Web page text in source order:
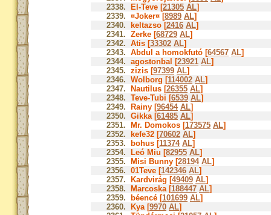
2338.
El-Teve [21305 AL]
2339. ¤Joker¤ [8989 AL]
2340.
keltazso [2416 AL]
2341. Zerke [68729 AL]
2342. Atis [33302 AL]
2343. Abdul a homokfutó [64567 AL]
2344. agostonbal [23921 AL]
2345. zizis [97399 AL]
2346. Wolborg [114002 AL]
2347.
Nautilus [26355 AL]
2348. Teve-Tubi [6539 AL]
2349.
Rainy [96454 AL]
2350. Gikka [61485 AL]
2351.
Mr. Domokos [173575 AL]
2352.
kefe32 [70602 AL]
2353.
bohus [11374 AL]
2354.
Leó Miu [82955 AL]
2355.
Misi Bunny [28194 AL]
2356. 01Teve [142346 AL]
2357.
Kardvirág [49409 AL]
2358.
Marcoska [188447 AL]
2359.
béencé [101699 AL]
2360.
Kya [9970 AL]